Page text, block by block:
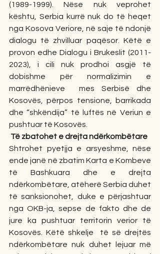
(1989-1999). Nëse nuk veprohet
kështu, Serbia kurrë nuk do të heqet
nga Kosova Veriore, në saje të ndonjë
dialogu të zhvilluar paqësor. Këtë e
provon edhe Dialogu i Brukeslit (2011-
2023), i cili nuk prodhoi asgjë të
dobishme për normalizimin e
marrëdhënieve  mes Serbisë dhe
Kosovës, përpos tensione, barrikada
dhe “shkëndija” të luftës në Veriun e
pushtuar të Kosovës.
Të zbatohet e drejta ndërkombëtare
Shtrohet pyetjja e arsyeshme, nëse
ende janë në zbatim Karta e Kombeve
të Bashkuara dhe e drejta
ndërkombëtare, atëherë Serbia duhet
të sanksionohet, duke e përjashtuar
nga OKB-ja, sepse de fakto dhe de
jure ka pushtuar territorin verior të
Kosovës. Këtë shkelje  të së drejtës
ndërkombëtare nuk duhet lejuar më